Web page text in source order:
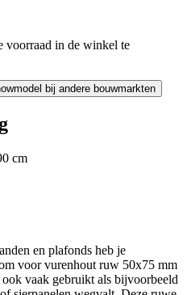
voorraad in de winkel te
bij andere bouwmarkten
cm
en plafonds heb je
voor vurenhout ruw 50x75 mm
vaak gebruikt als bijvoorbeeld